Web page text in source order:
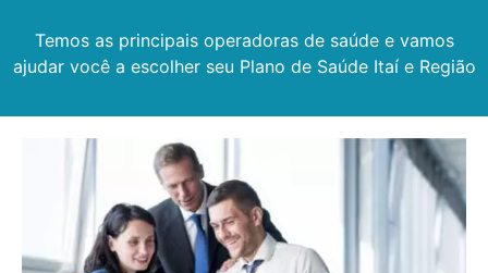
Temos as principais operadoras de saúde e vamos
ajudar você a escolher seu Plano de Saúde Itaí e Região